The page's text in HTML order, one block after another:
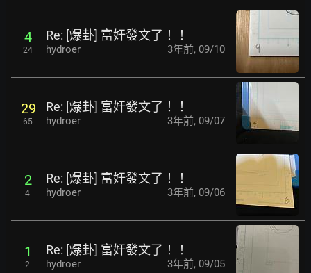
4
24
Re: [爆卦] 富奸發文了！！
hydroer 3年前, 09/10
29
65
Re: [爆卦] 富奸發文了！！
hydroer 3年前, 09/07
2
4
Re: [爆卦] 富奸發文了！！
hydroer 3年前, 09/06
1
2
Re: [爆卦] 富奸發文了！！
hydroer 3年前, 09/05